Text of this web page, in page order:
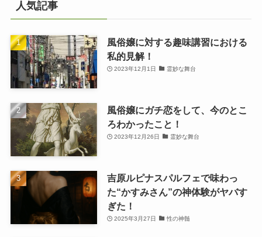
人気記事
風俗嬢に対する趣味講習における
私的見解！
2023年12月1日 霊妙な舞台
風俗嬢にガチ恋をして、今のとこ
ろわかったこと！
2023年12月26日 霊妙な舞台
吉原ルピナスパルフェで味わっ
た“かすみさん”の神体験がヤバす
ぎた！
2025年3月27日 性の神髄